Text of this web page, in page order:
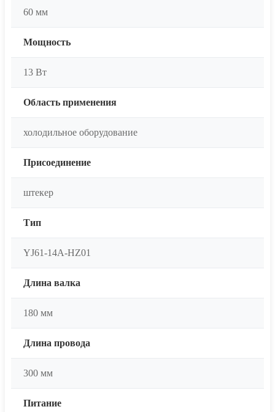
60 мм
Мощность
13 Вт
Область применения
холодильное оборудование
Присоединение
штекер
Тип
YJ61-14A-HZ01
Длина валка
180 мм
Длина провода
300 мм
Питание